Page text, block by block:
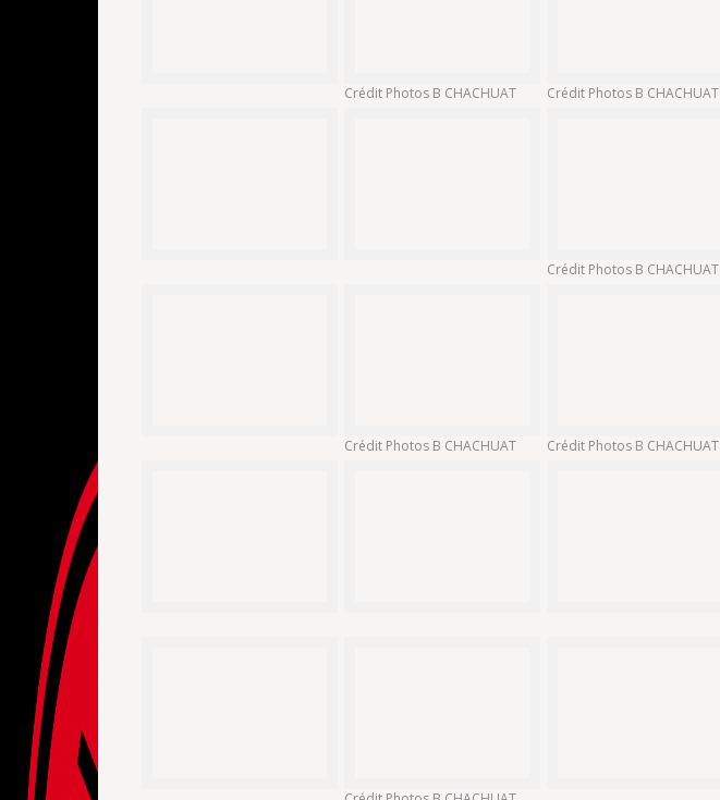
Crédit Photos B CHACHUAT Crédit Photos B CHACHUAT
Crédit Photos B CHACHUAT
Crédit Photos B CHACHUAT Crédit Photos B CHACHUAT